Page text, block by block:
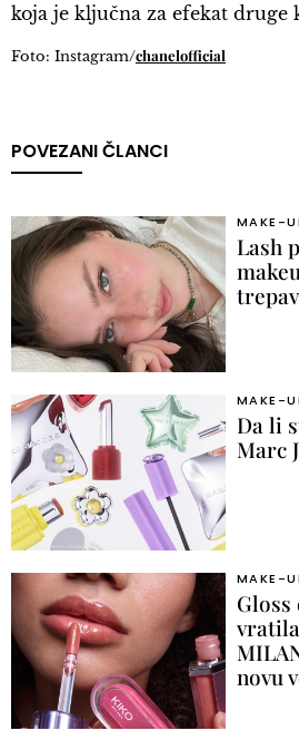
koja je ključna za efekat druge
Foto: Instagram/chanelofficial
POVEZANI ČLANCI
MAKE-
Lash
MAKE-
Da li
Marc
MAKE-
novu